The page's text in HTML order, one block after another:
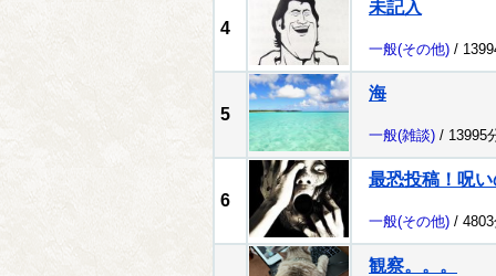
4
未記入
一般(その他) /
5
海
一般(雑談) / 13995
6
最恐投稿！呪
一般(その他) /
観察。。。